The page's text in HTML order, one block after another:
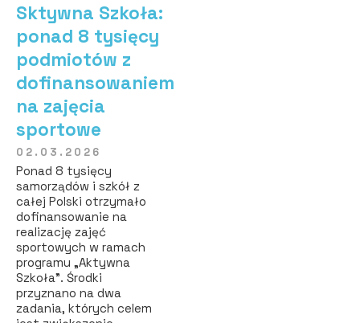
Sktywna Szkoła:
ponad 8 tysięcy
podmiotów z
dofinansowaniem
na zajęcia
sportowe
02.03.2026
Ponad 8 tysięcy
samorządów i szkół z
całej Polski otrzymało
dofinansowanie na
realizację zajęć
sportowych w ramach
programu „Aktywna
Szkoła”. Środki
przyznano na dwa
zadania, których celem